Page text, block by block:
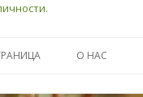
О НАС